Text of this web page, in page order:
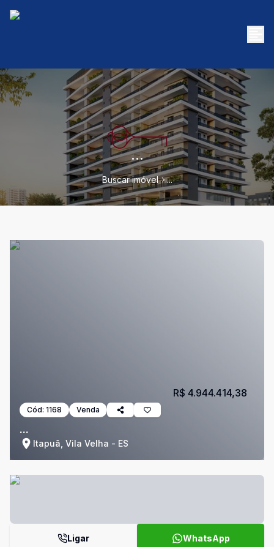
...
Buscar imóvel ...
Cód: 1168 Venda
...
Itapuã, Vila Velha - ES
R$ 4.944.414,38
Ligar WhatsApp